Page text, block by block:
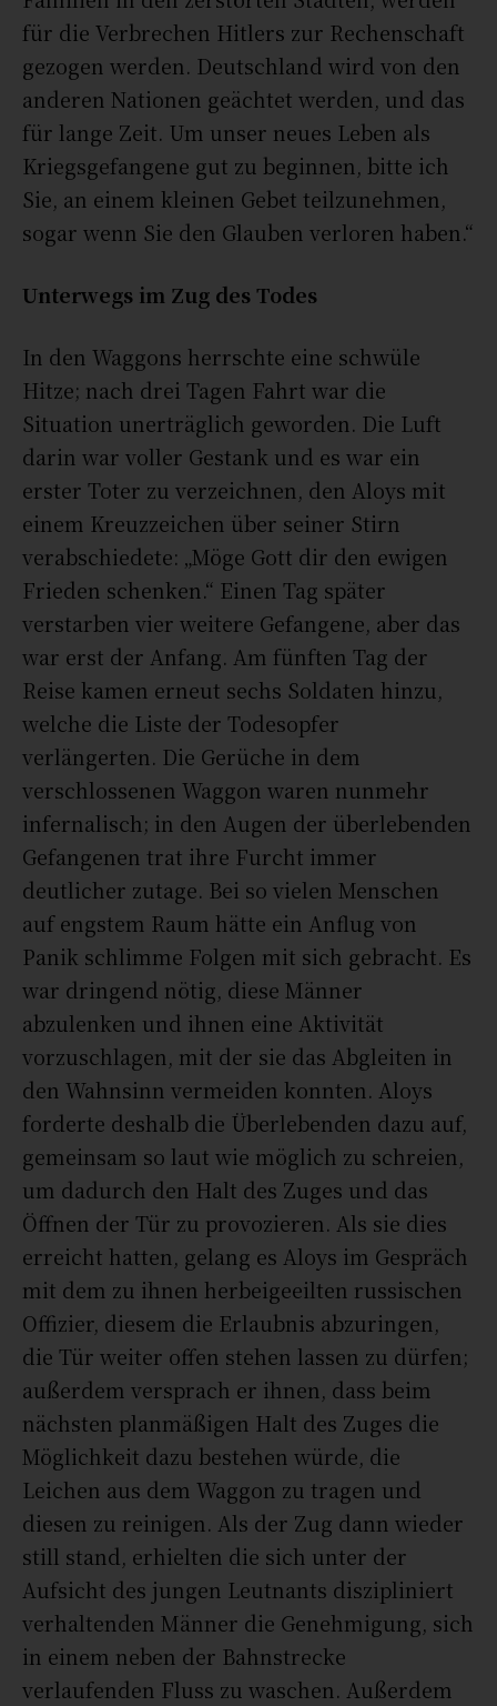
für die Verbrechen Hitlers zur Rechenschaft
gezogen werden. Deutschland wird von den
anderen Nationen geächtet werden, und das
für lange Zeit. Um unser neues Leben als
Kriegsgefangene gut zu beginnen, bitte ich
Sie, an einem kleinen Gebet teilzunehmen,
sogar wenn Sie den Glauben verloren haben.“
Unterwegs im Zug des Todes
In den Waggons herrschte eine schwüle
Hitze; nach drei Tagen Fahrt war die
Situation unerträglich geworden. Die Luft
darin war voller Gestank und es war ein
erster Toter zu verzeichnen, den Aloys mit
einem Kreuzzeichen über seiner Stirn
verabschiedete: „Möge Gott dir den ewigen
Frieden schenken.“ Einen Tag später
verstarben vier weitere Gefangene, aber das
war erst der Anfang. Am fünften Tag der
Reise kamen erneut sechs Soldaten hinzu,
welche die Liste der Todesopfer
verlängerten. Die Gerüche in dem
verschlossenen Waggon waren nunmehr
infernalisch; in den Augen der überlebenden
Gefangenen trat ihre Furcht immer
deutlicher zutage. Bei so vielen Menschen
auf engstem Raum hätte ein Anflug von
Panik schlimme Folgen mit sich gebracht. Es
war dringend nötig, diese Männer
abzulenken und ihnen eine Aktivität
vorzuschlagen, mit der sie das Abgleiten in
den Wahnsinn vermeiden konnten. Aloys
forderte deshalb die Überlebenden dazu auf,
gemeinsam so laut wie möglich zu schreien,
um dadurch den Halt des Zuges und das
Öffnen der Tür zu provozieren. Als sie dies
erreicht hatten, gelang es Aloys im Gespräch
mit dem zu ihnen herbeigeeilten russischen
Offizier, diesem die Erlaubnis abzuringen,
die Tür weiter offen stehen lassen zu dürfen;
außerdem versprach er ihnen, dass beim
nächsten planmäßigen Halt des Zuges die
Möglichkeit dazu bestehen würde, die
Leichen aus dem Waggon zu tragen und
diesen zu reinigen. Als der Zug dann wieder
still stand, erhielten die sich unter der
Aufsicht des jungen Leutnants diszipliniert
verhaltenden Männer die Genehmigung, sich
in einem neben der Bahnstrecke
verlaufenden Fluss zu waschen. Außerdem